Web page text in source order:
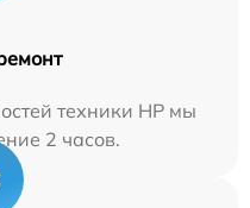
техники HP мы
2 часов.